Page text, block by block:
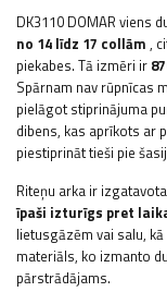
DK3110 DOMAR viens
no 14 līdz 17 collām ,
piekabes. Tā izmēri ir
Spārnam nav rūpnīcas
pielāgot stiprinājuma
dibens, kas aprīkots ar
piestiprināt tieši pie
Riteņu arka ir
īpaši izturīgs pret
lietusgāzēm vai salu,
materiāls, ko izmanto
pārstrādājams.